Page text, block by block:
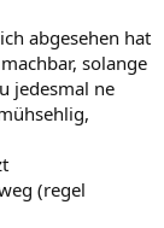
abgesehen hat
solange
jedesmal ne
(regel